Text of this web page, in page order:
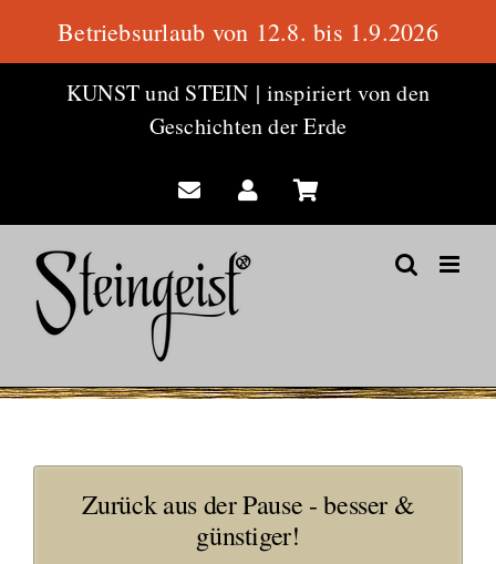
KUNST und STEIN | inspiriert von den
Geschichten der Erde
Zurück aus der Pause - besser &
günstiger!
Betriebsurlaub von 12.8. bis 1.9.2026